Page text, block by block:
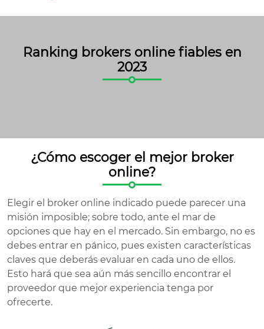
Ranking brokers online fiables en
2023
¿Cómo escoger el mejor broker
online?
Elegir el broker online indicado puede parecer una
misión imposible; sobre todo, ante el mar de
opciones que hay en el mercado. Sin embargo, no es
debes entrar en pánico, pues existen características
claves que deberás evaluar en cada uno de ellos.
Esto hará que sea aún más sencillo encontrar el
proveedor que mejor experiencia tenga por
ofrecerte.